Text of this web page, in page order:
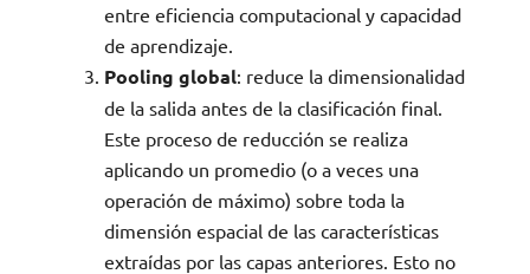
entre eficiencia computacional y capacidad
de aprendizaje.
Pooling global: reduce la dimensionalidad
de la salida antes de la clasificación final.
Este proceso de reducción se realiza
aplicando un promedio (o a veces una
operación de máximo) sobre toda la
dimensión espacial de las características
extraídas por las capas anteriores. Esto no